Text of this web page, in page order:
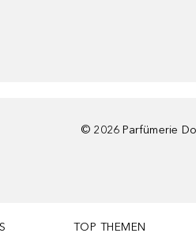
© 2026 Parfümerie
TOP THEMEN